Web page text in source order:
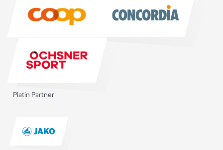
Platin Partner